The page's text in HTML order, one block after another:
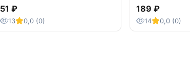
51 ₽
13 0,0 (0)
189 ₽
14 0,0 (0)